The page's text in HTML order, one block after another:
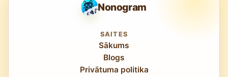
Nonogram
SAITES
Sākums
Blogs
Privātuma politika